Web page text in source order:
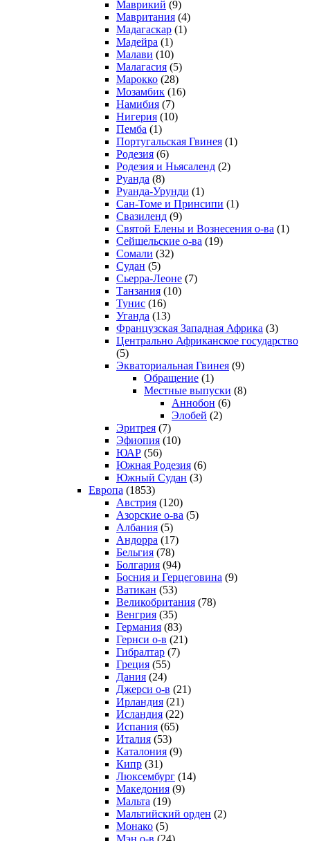
Маврикий (9)
Мавритания (4)
Мадагаскар (1)
Мадейра (1)
Малави (10)
Малагасия (5)
Марокко (28)
Мозамбик (16)
Намибия (7)
Нигерия (10)
Пемба (1)
Португальская Гвинея (1)
Родезия (6)
Родезия и Ньясаленд (2)
Руанда (8)
Руанда-Урунди (1)
Сан-Томе и Принсипи (1)
Свазиленд (9)
Святой Елены и Вознесения о-ва (1)
Сейшельские о-ва (19)
Сомали (32)
Судан (5)
Сьерра-Леоне (7)
Танзания (10)
Тунис (16)
Уганда (13)
Французская Западная Африка (3)
Центрально Африканское государство
(5)
Экваториальная Гвинея (9)
Обращение (1)
Местные выпуски (8)
Аннобон (6)
Элобей (2)
Эритрея (7)
Эфиопия (10)
ЮАР (56)
Южная Родезия (6)
Южный Судан (3)
Европа (1853)
Австрия (120)
Азорские о-ва (5)
Албания (5)
Андорра (17)
Бельгия (78)
Болгария (94)
Босния и Герцеговина (9)
Ватикан (53)
Великобритания (78)
Венгрия (35)
Германия (83)
Гернси о-в (21)
Гибралтар (7)
Греция (55)
Дания (24)
Джерси о-в (21)
Ирландия (21)
Исландия (22)
Испания (65)
Италия (53)
Каталония (9)
Кипр (31)
Люксембург (14)
Македония (9)
Мальта (19)
Мальтийский орден (2)
Монако (5)
Мэн о-в (24)